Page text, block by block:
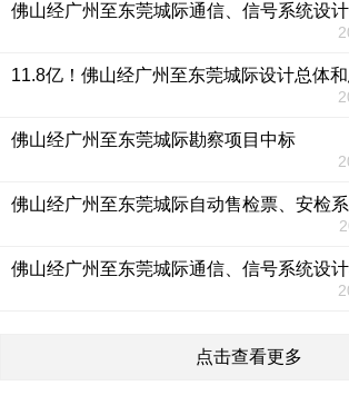
佛山经广州至东莞城际通信、信号系统设
11.8亿！佛山经广州至东莞城际设计总体
佛山经广州至东莞城际勘察项目中标
佛山经广州至东莞城际自动售检票、安检
佛山经广州至东莞城际通信、信号系统设
点击查看更多